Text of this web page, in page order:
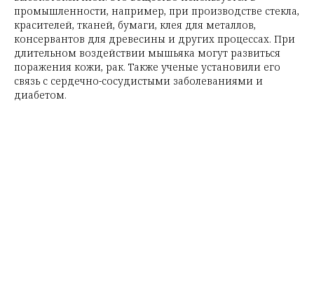
промышленности, например, при производстве стекла,
красителей, тканей, бумаги, клея для металлов,
консервантов для древесины и других процессах. При
длительном воздействии мышьяка могут развиться
поражения кожи, рак. Также ученые установили его
связь с сердечно-сосудистыми заболеваниями и
диабетом.